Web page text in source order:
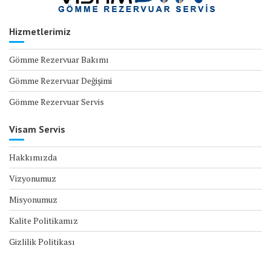
Hizmetlerimiz
Gömme Rezervuar Bakımı
Gömme Rezervuar Değişimi
Gömme Rezervuar Servis
Visam Servis
Hakkımızda
Vizyonumuz
Misyonumuz
Kalite Politikamız
Gizlilik Politikası